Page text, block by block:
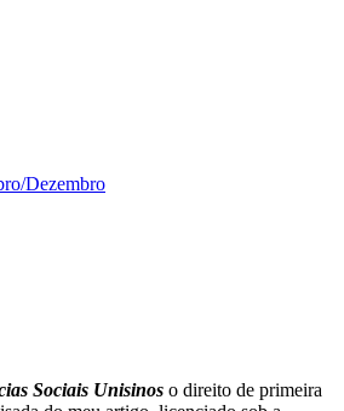
Dezembro
Sociais Unisinos o direito de primeira